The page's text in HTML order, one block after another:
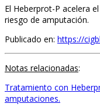
El Heberprot-P acelera
riesgo de amputación.
Publicado en: https://
Notas relacionadas:
Tratamiento con
amputaciones.